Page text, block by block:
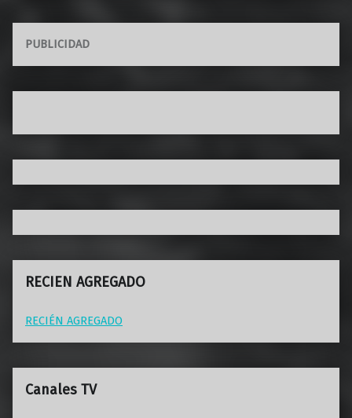
PUBLICIDAD
RECIEN AGREGADO
RECIÉN AGREGADO
Canales TV